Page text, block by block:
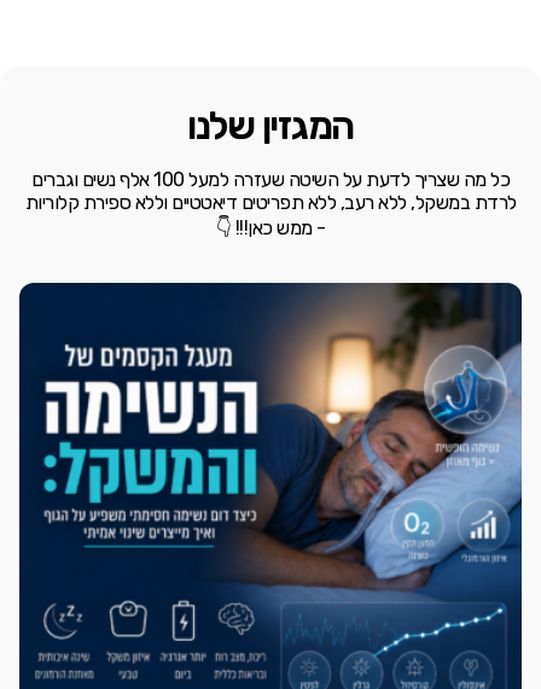
המגזין שלנו
כל מה שצריך לדעת על השיטה שעזרה למעל 100 אלף נשים וגברים
לרדת במשקל, ללא רעב, ללא תפריטים דיאטטיים וללא ספירת קלוריות
- ממש כאן!!! 👇